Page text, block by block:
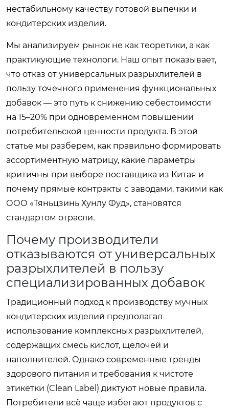
нестабильному качеству готовой выпечки и
кондитерских изделий.
Мы анализируем рынок не как теоретики, а как
практикующие технологи. Наш опыт показывает,
что отказ от универсальных разрыхлителей в
пользу точечного применения функциональных
добавок — это путь к снижению себестоимости
на 15–20% при одновременном повышении
потребительской ценности продукта. В этой
статье мы разберем, как правильно формировать
ассортиментную матрицу, какие параметры
критичны при выборе поставщика из Китая и
почему прямые контракты с заводами, такими как
ООО «Тяньцзинь Хунлу Фуд», становятся
стандартом отрасли.
Почему производители
отказываются от универсальных
разрыхлителей в пользу
специализированных добавок
Традиционный подход к производству мучных
кондитерских изделий предполагал
использование комплексных разрыхлителей,
содержащих смесь кислот, щелочей и
наполнителей. Однако современные тренды
здорового питания и требования к чистоте
этикетки (Clean Label) диктуют новые правила.
Потребители всё чаще избегают продуктов с